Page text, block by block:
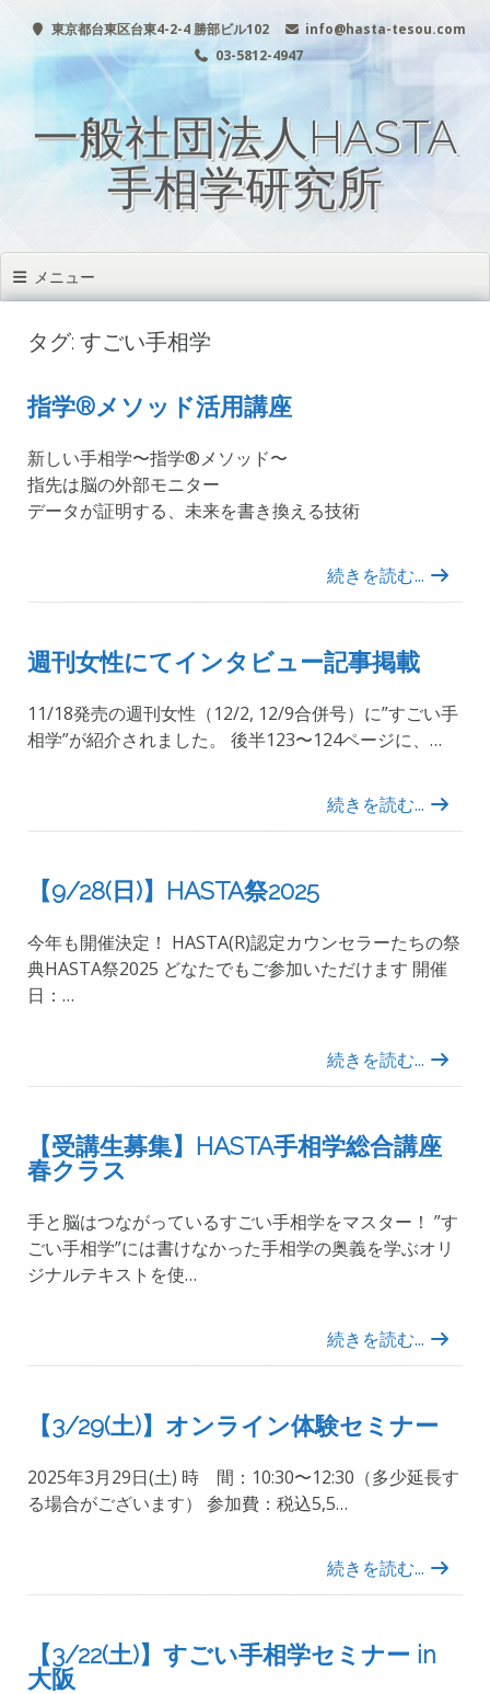
東京都台東区台東4-2-4 勝部ビル102
info@hasta-tesou.com
03-5812-4947
一般社団法人HASTA
手相学研究所
メニュー
タグ: すごい手相学
指学®️メソッド活用講座
新しい手相学〜指学®️メソッド〜
指先は脳の外部モニター
データが証明する、未来を書き換える技術
続きを読む...
週刊女性にてインタビュー記事掲載
11/18発売の週刊女性（12/2, 12/9合併号）に”すごい手
相学”が紹介されました。 後半123〜124ページに、…
続きを読む...
【9/28(日)】HASTA祭2025
今年も開催決定！ HASTA(R)認定カウンセラーたちの祭
典HASTA祭2025 どなたでもご参加いただけます 開催
日：…
続きを読む...
【受講生募集】HASTA手相学総合講座
春クラス
手と脳はつながっているすごい手相学をマスター！ ”す
ごい手相学”には書けなかった手相学の奥義を学ぶオリ
ジナルテキストを使…
続きを読む...
【3/29(土)】オンライン体験セミナー
2025年3月29日(土) 時 間：10:30〜12:30（多少延長す
る場合がございます） 参加費：税込5,5…
続きを読む...
【3/22(土)】すごい手相学セミナー in
大阪